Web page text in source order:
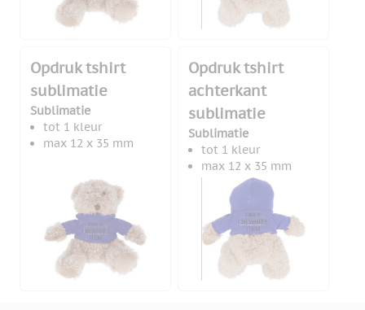
Opdruk tshirt
sublimatie
Sublimatie
tot 1 kleur
max 12 x 35 mm
Opdruk tshirt
achterkant
sublimatie
Sublimatie
tot 1 kleur
max 12 x 35 mm